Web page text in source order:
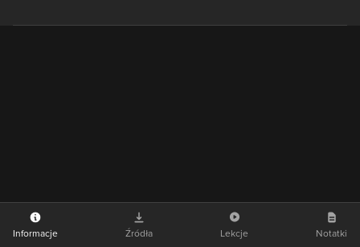
Informacje Źródła Lekcje Notatki